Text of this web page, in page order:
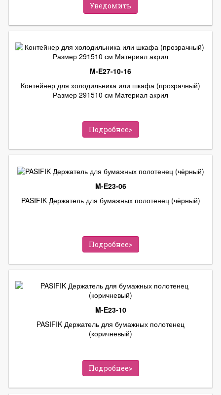
Уведомить
M-E27-10-16
Контейнер для холодильника или шкафа (прозрачный)
Размер 291510 см Материал акрил
Подробнее>
M-E23-06
PASIFIK Держатель для бумажных полотенец (чёрный)
Подробнее>
M-E23-10
PASIFIK Держатель для бумажных полотенец
(коричневый)
Подробнее>